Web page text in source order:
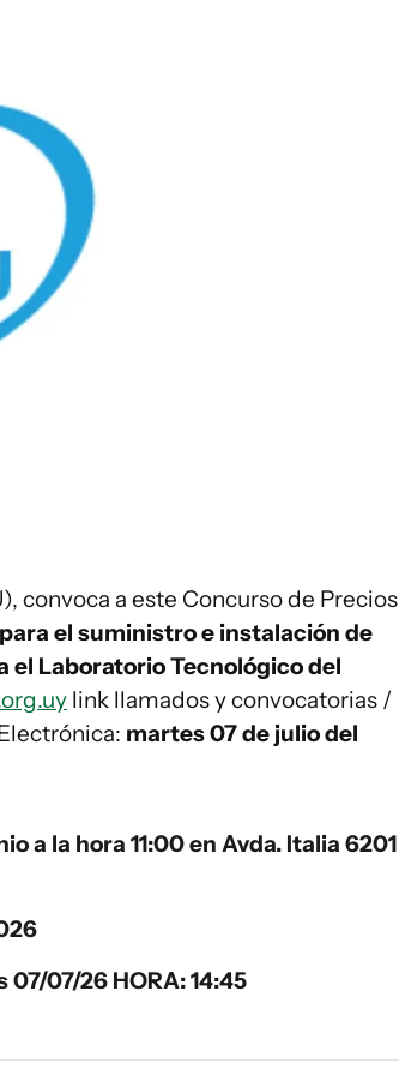
convoca a este Concurso de Precios
el suministro e instalación de
el Laboratorio Tecnológico del
link llamados y convocatorias /
martes 07 de julio del
a la hora 11:00 en Avda. Italia 6201
07/26 HORA: 14:45